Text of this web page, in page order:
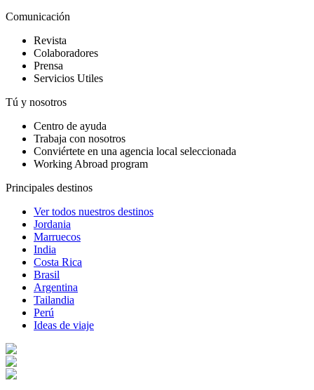
Comunicación
Revista
Colaboradores
Prensa
Servicios Utiles
Tú y nosotros
Centro de ayuda
Trabaja con nosotros
Conviértete en una agencia local seleccionada
Working Abroad program
Principales destinos
Ver todos nuestros destinos
Jordania
Marruecos
India
Costa Rica
Brasil
Argentina
Tailandia
Perú
Ideas de viaje